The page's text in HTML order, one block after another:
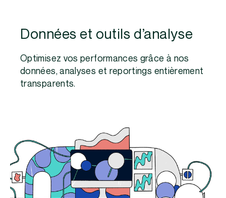
Données et outils d’analyse
Optimisez vos performances grâce à nos
données, analyses et reportings entièrement
transparents.